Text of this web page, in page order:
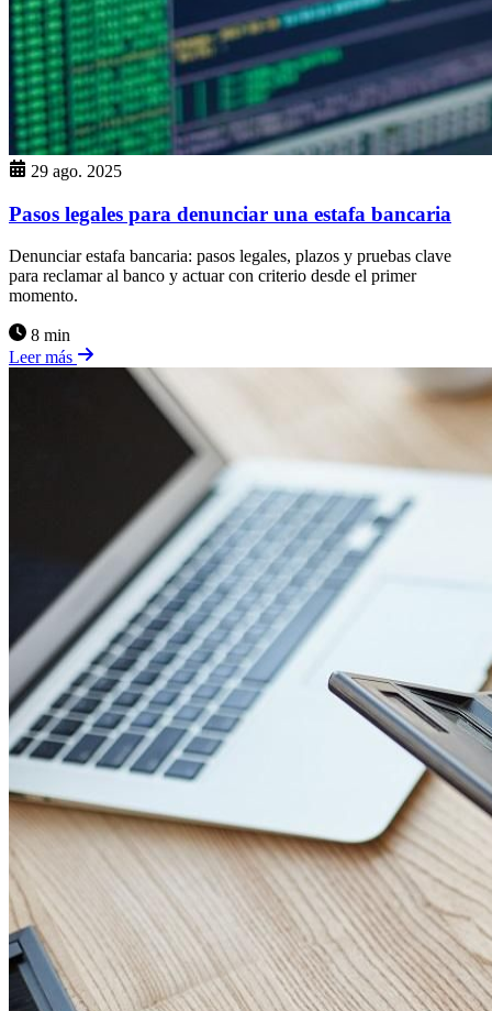
29 ago. 2025
Pasos legales para denunciar una estafa bancaria
Denunciar estafa bancaria: pasos legales, plazos y pruebas clave
para reclamar al banco y actuar con criterio desde el primer
momento.
8 min
Leer más